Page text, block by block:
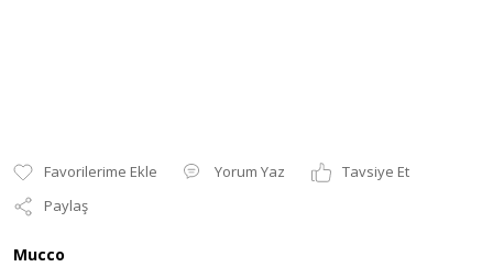
Yorum Yaz
Tavsiye Et
Paylaş
Mucco